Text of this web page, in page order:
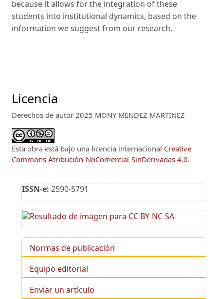
because it allows for the integration of these
students into institutional dynamics, based on the
information we suggest from our research.
Licencia
Derechos de autor 2025 MONY MENDEZ MARTINEZ
Esta obra está bajo una licencia internacional Creative
Commons Atribución-NoComercial-SinDerivadas 4.0.
ISSN-e: 2590-5791
Normas de publicación
Equipo editorial
Enviar un artículo